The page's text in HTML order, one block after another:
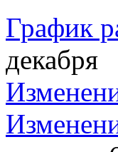
График
декабря